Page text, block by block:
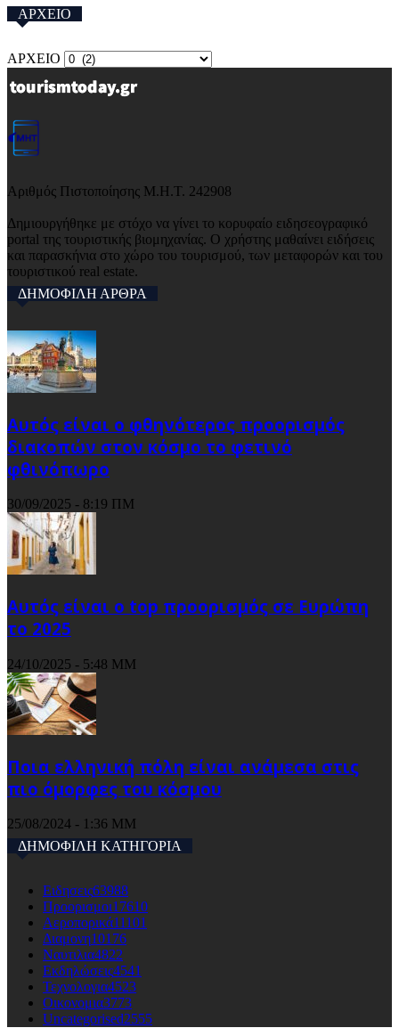
ΑΡΧΕΙΟ
ΑΡΧΕΙΟ
Αριθμός Πιστοποίησης Μ.Η.Τ. 242908
Δημιουργήθηκε με στόχο να γίνει το κορυφαίο ειδησεογραφικό
portal της τουριστικής βιομηχανίας. Ο χρήστης μαθαίνει ειδήσεις
και παρασκήνια στο χώρο του τουρισμού, των μεταφορών και του
τουριστικού real estate.
ΔΗΜΟΦΙΛΗ ΑΡΘΡΑ
Αυτός είναι ο φθηνότερος προορισμός
διακοπών στον κόσμο το φετινό
φθινόπωρο
30/09/2025 - 8:19 ΠΜ
Αυτός είναι ο top προορισμός σε Ευρώπη
το 2025
24/10/2025 - 5:48 ΜΜ
Ποια ελληνική πόλη είναι ανάμεσα στις
πιο όμορφες του κόσμου
25/08/2024 - 1:36 ΜΜ
ΔΗΜΟΦΙΛΗ ΚΑΤΗΓΟΡΙΑ
Ειδησεις63988
Προορισμοι17610
Αεροπορικά11101
Διαμονη10176
Ναυτιλια4822
Εκδηλώσεις4541
Τεχνολογια4523
Οικονομια3773
Uncategorised2555